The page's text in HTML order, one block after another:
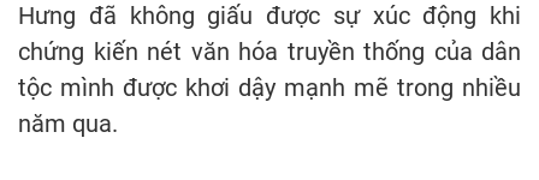
Hưng đã không giấu được sự xúc động khi
chứng kiến nét văn hóa truyền thống của dân
tộc mình được khơi dậy mạnh mẽ trong nhiều
năm qua.